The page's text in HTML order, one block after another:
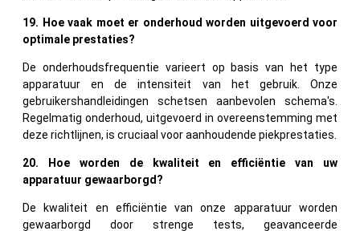
19. Hoe vaak moet er onderhoud worden uitgevoerd voor
optimale prestaties?
De onderhoudsfrequentie varieert op basis van het type
apparatuur en de intensiteit van het gebruik. Onze
gebruikershandleidingen schetsen aanbevolen schema's.
Regelmatig onderhoud, uitgevoerd in overeenstemming met
deze richtlijnen, is cruciaal voor aanhoudende piekprestaties.
20. Hoe worden de kwaliteit en efficiëntie van uw
apparatuur gewaarborgd?
De kwaliteit en efficiëntie van onze apparatuur worden
gewaarborgd door strenge tests, geavanceerde